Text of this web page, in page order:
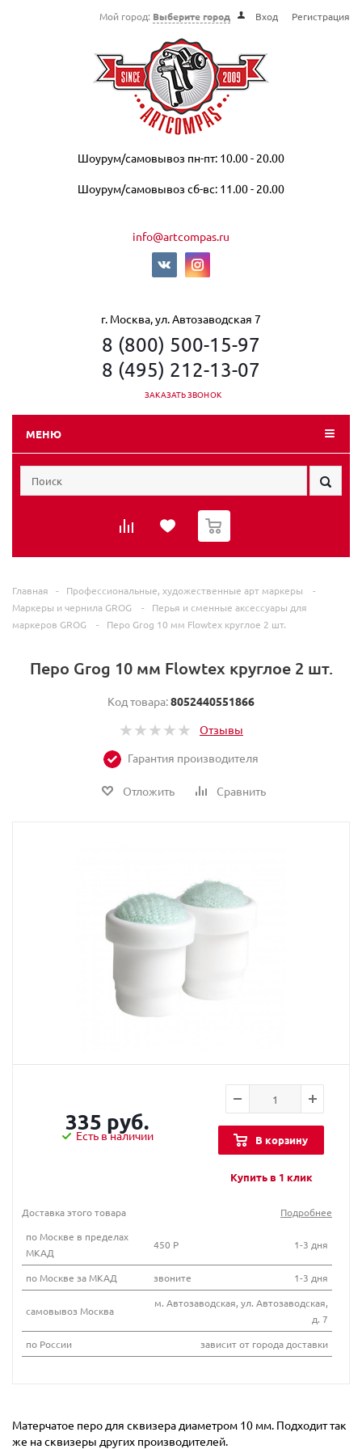
Мой город: Выберите город Вход Регистрация
Шоурум/самовывоз пн-пт: 10.00 - 20.00
Шоурум/самовывоз сб-вс: 11.00 - 20.00
info@artcompas.ru
г. Москва, ул. Автозаводская 7
8 (800) 500-15-97
8 (495) 212-13-07
ЗАКАЗАТЬ ЗВОНОК
МЕНЮ
0
Главная - Профессиональные, художественные арт маркеры
-
Маркеры и чернила GROG
-
Перья и сменные аксессуары для
маркеров GROG
- Перо Grog 10 мм Flowtex круглое 2 шт.
Перо Grog 10 мм Flowtex круглое 2 шт.
Код товара:8052440551866
Отзывы
Гарантия производителя
Отложить Сравнить
335 руб.
Есть в наличии В корзину
Купить в 1 клик
Доставка этого товара
Подробнее
по Москве в пределах
МКАД
450 Р 1-3 дня
по Москве за МКАД звоните 1-3 дня
самовывоз Москва
м. Автозаводская, ул. Автозаводская,
д. 7
по России
зависит от города доставки
Матерчатое перо для сквизера диаметром 10 мм. Подходит так
же на сквизеры других производителей.